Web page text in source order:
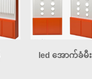
led အောက်ခံမီး